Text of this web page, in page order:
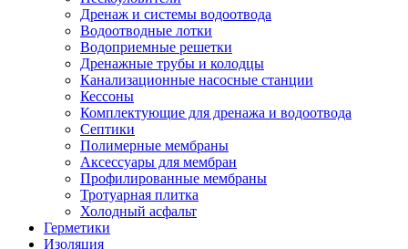
Дренаж и системы водоотвода
Водоотводные лотки
Водоприемные решетки
Дренажные трубы и колодцы
Канализационные насосные станции
Кессоны
Комплектующие для дренажа и водоотвода
Септики
Полимерные мембраны
Аксессуары для мембран
Профилированные мембраны
Тротуарная плитка
Холодный асфальт
Герметики
Изоляция